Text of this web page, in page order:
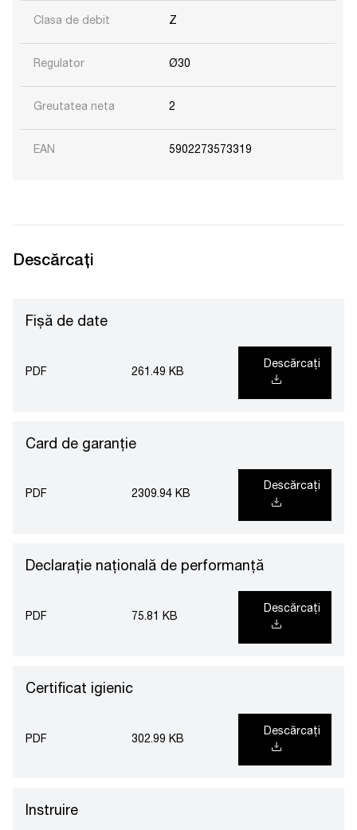
Clasa de debit Z
Regulator Ø30
Greutatea neta 2
EAN 5902273573319
Descărcați
Fișă de date
PDF 261.49 KB
Descărcați
Card de garanție
PDF 2309.94 KB
Descărcați
Declarație națională de performanță
PDF 75.81 KB
Descărcați
Certificat igienic
PDF 302.99 KB
Descărcați
Instruire